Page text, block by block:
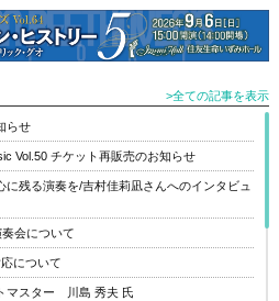
>全ての記事を表示
らせ
Vol.50 チケット再販売のお知らせ
に残る演奏を/吉村佳莉凪さんへのインタビュ
会について
について
マスター 川島 秀夫 氏